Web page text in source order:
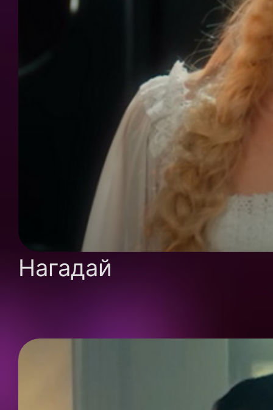
Нагадай